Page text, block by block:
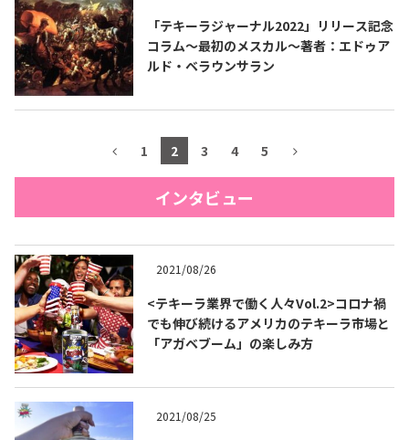
「テキーラジャーナル2022」リリース記念
コラム～最初のメスカル～著者：エドゥア
ルド・ベラウンサラン
1 2 3 4 5
インタビュー
2021/08/26
<テキーラ業界で働く人々Vol.2>コロナ禍
でも伸び続けるアメリカのテキーラ市場と
「アガベブーム」の楽しみ方
2021/08/25